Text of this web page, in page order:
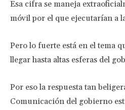
Esa cifra se maneja
móvil por el que ejecutarían a
Pero lo fuerte está en el tema
llegar hasta altas esferas del
Por eso la respuesta tan
Comunicación del gobierno